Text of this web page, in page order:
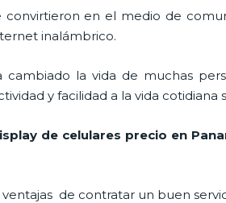
convirtieron en el medio de
inalámbrico.
cambiado la vida de muchas
y facilidad a la vida
de celulares precio en
ventajas de contratar un buen